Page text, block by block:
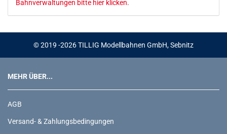
Bahnverwaltungen bitte hier klicken.
© 2019 -2026 TILLIG Modellbahnen GmbH, Sebnitz
MEHR ÜBER...
AGB
Versand- & Zahlungsbedingungen